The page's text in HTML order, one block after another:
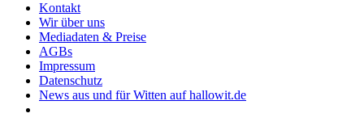
Kontakt
Wir über uns
Mediadaten & Preise
AGBs
Impressum
Datenschutz
News aus und für Witten auf hallowit.de